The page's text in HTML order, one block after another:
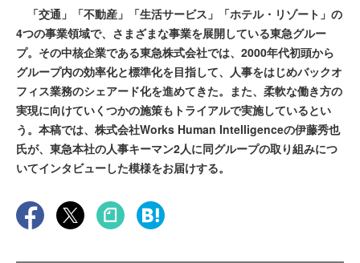
「交通」「不動産」「生活サービス」「ホテル・リゾート」の
4つの事業領域で、さまざまな事業を展開している東急グルー
プ。その中核企業である東急株式会社では、2000年代初頭から
グループ内の効率化と標準化を目指して、人事をはじめバックオ
フィス業務のシェアード化を進めてきた。また、柔軟な働き方の
実現に向けていくつかの施策もトライアルで実施しているとい
う。本稿では、株式会社Works Human Intelligenceの伊藤秀也
氏が、東急本社の人事キーマン2人に同グループの取り組みにつ
いてインタビューした模様をお届けする。